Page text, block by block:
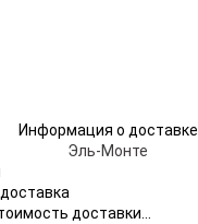
Информация о доставке
Эль-Монте
доставки...